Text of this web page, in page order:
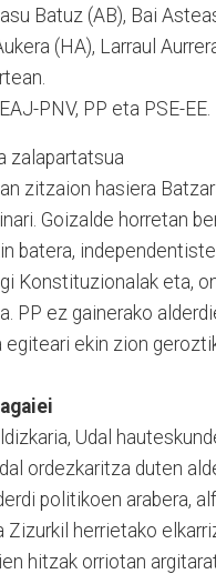
Batuz (AB), Bai
(HA), Larraul
PNV, PP eta PSE-EE.
zalapartatsua
zitzaion hasiera
Goizalde horretan
batera,
Konstituzionalak eta,
PP ez gainerako
egiteari ekin zion
Udal
ordezkaritza duten
politikoen arabera,
herrietako
hitzak orriotan